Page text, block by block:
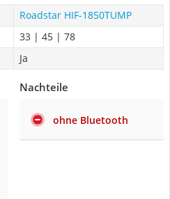
Roadstar HIF-1850TUMP
33 | 45 | 78
Ja
Nachteile
ohne Bluetooth